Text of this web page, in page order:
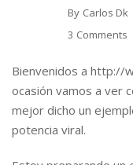
By Carlos Dk
3 Comments
Bienvenidos a http://
ocasión vamos a ver
mejor dicho un
potencia viral.